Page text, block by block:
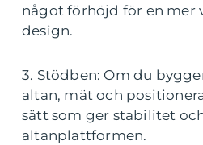
något förhöjd för en mer
design.
3. Stödben: Om du
altan, mät och
sätt som ger stabilitet
altanplattformen.